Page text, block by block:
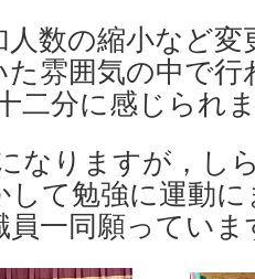
人数の縮小など
雰囲気の中で
二分に感じられ
なりますが，し
して勉強に運動
一同願っていま